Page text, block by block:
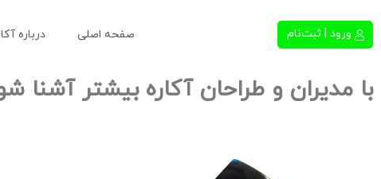
ورود | ثبت‌نام صفحه اصلی درباره
با مدیران و طراحان آکاره بیشتر آشنا